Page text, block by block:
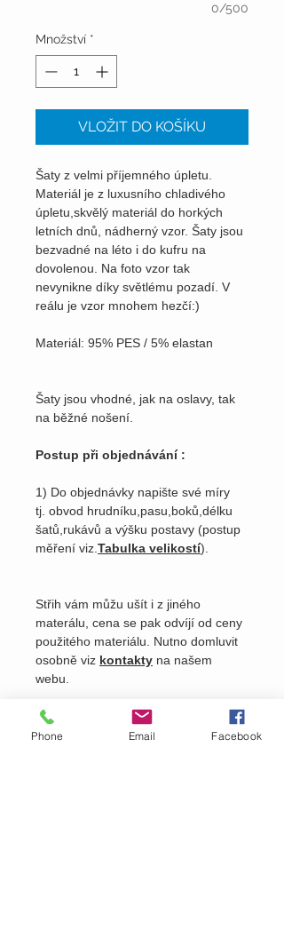
0/500
Množství *
VLOŽIT DO KOŠÍKU
Šaty z velmi příjemného úpletu.
Materiál je z luxusního chladivého
úpletu,skvělý materiál do horkých
letních dnů, nádherný vzor. Šaty jsou
bezvadné na léto i do kufru na
dovolenou. Na foto vzor tak
nevynikne díky světlému pozadí. V
reálu je vzor mnohem hezčí:)
Materiál: 95% PES / 5% elastan
Šaty jsou vhodné, jak na oslavy, tak
na běžné nošení.
Postup při objednávání :
1) Do objednávky napište své míry
tj. obvod hrudníku,pasu,boků,délku
šatů,rukávů a výšku postavy (postup
měření viz.Tabulka velikostí).
Střih vám můžu ušít i z jiného
materálu, cena se pak odvíjí od ceny
použitého materiálu. Nutno domluvit
osobně viz kontakty na našem
webu.
Phone Email Facebook